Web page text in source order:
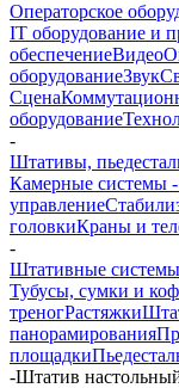
Операторское
IT оборудование и
обеспечениеВидео
оборудованиеЗвук
Сцена
оборудование
-
Штативы,
Камерные системы
управление
головкиКраны и
-
Штативные системы
Тубусы, сумки и
треногРастяжки
панорамирования
площадки
-Штатив